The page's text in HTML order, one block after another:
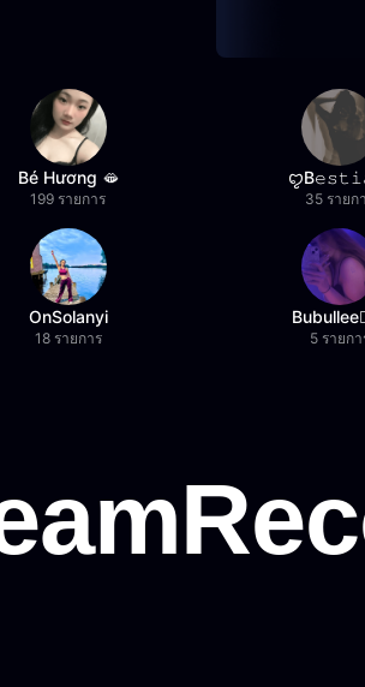
Bé Hương 🫦
199 รายการ 35 รายก
OnSolanyi
18 รายการ 5 รายกา